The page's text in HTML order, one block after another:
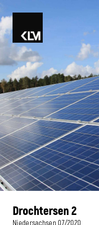
Drochtersen 2
Niedersachsen 07/2020